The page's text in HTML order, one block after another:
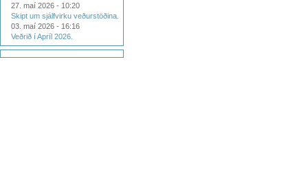
27. maí 2026 - 10:20
Skipt um sjálfvirku veðurstöðina.
03. maí 2026 - 16:16
Veðrið í Apríl 2026.